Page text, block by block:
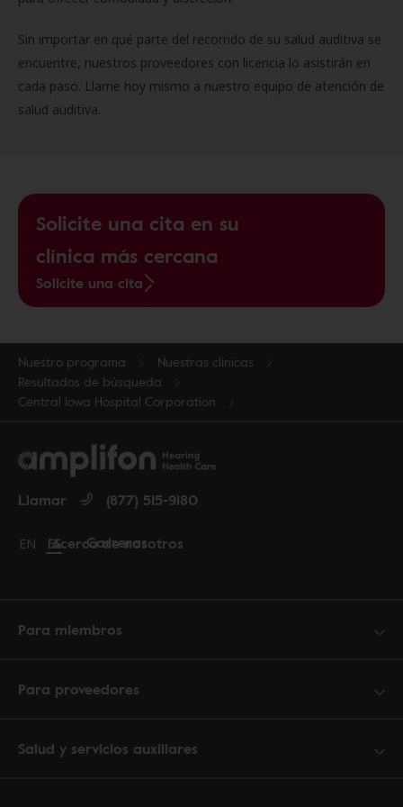
Sin importar en qué parte del recorrido de su salud auditiva se
encuentre, nuestros proveedores con licencia lo asistirán en
cada paso. Llame hoy mismo a nuestro equipo de atención de
salud auditiva.
Solicite una cita en su
clínica más cercana
Solicite una cita
Nuestro programa
Nuestras clínicas
Resultados de búsqueda
Central Iowa Hospital Corporation
Acerca de nosotros
Carreras
Llamar (877) 515-9180
Change language to English
EN Cambiar idioma a español
ES
Para miembros
Para proveedores
Salud y servicios auxiliares